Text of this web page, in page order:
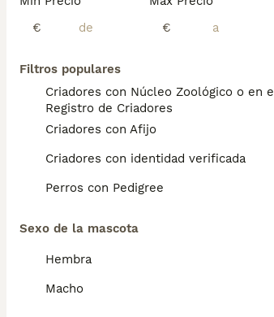
€
€
Filtros populares
Criadores con Núcleo Zoológico o en
Registro de Criadores
Criadores con Afijo
Criadores con identidad verificada
Perros con Pedigree
Sexo de la mascota
Hembra
Macho